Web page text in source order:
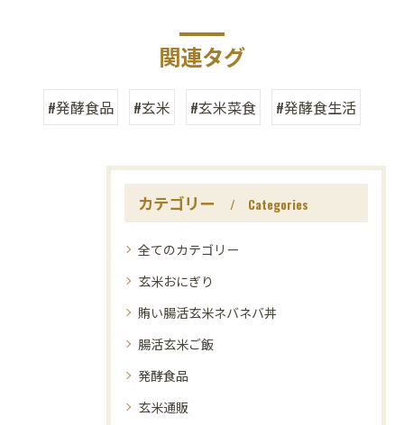
関連タグ
#発酵食品 #玄米 #玄米菜食 #発酵食生活
カテゴリー Categories
全てのカテゴリー
玄米おにぎり
賄い腸活玄米ネバネバ丼
腸活玄米ご飯
発酵食品
玄米通販